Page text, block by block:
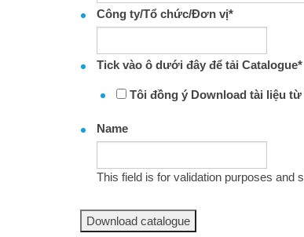
Công ty/Tổ chức/Đơn vị*
Tick vào ô dưới đây để tải Catalogue*
Tôi đồng ý Download tài liệu
Name
This field is for validation purposes and